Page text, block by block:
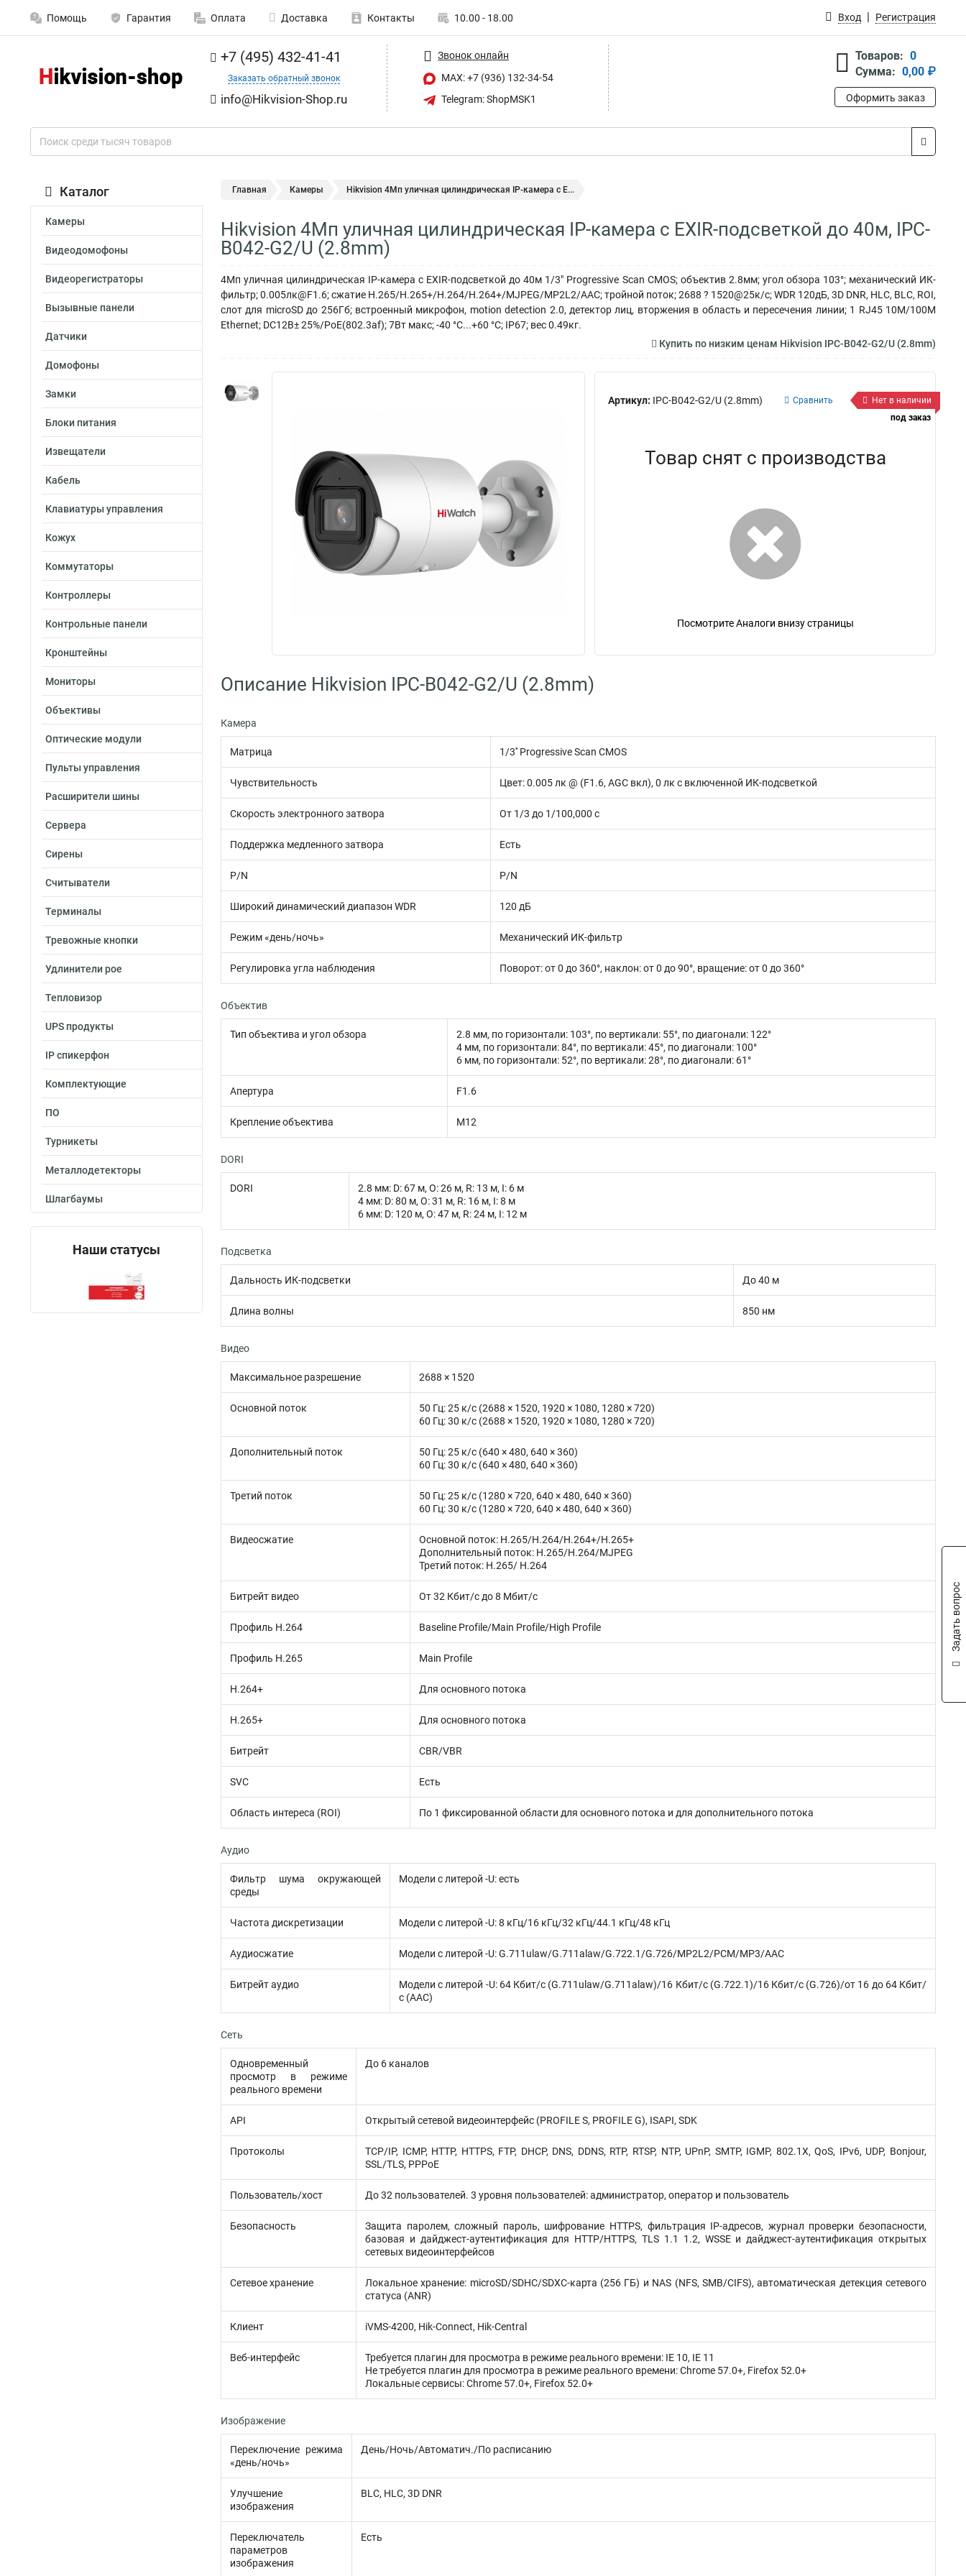
Помощь Гарантия Оплата Доставка Контакты 10.00 - 18.00 Вход Регистрация
+7 (495) 432-41-41
Заказать обратный звонок
info@Hikvision-Shop.ru
Звонок онлайн
MAX: +7 (936) 132-34-54
Telegram: ShopMSK1
Товаров: 0
Сумма: 0,00 ₽
Оформить заказ
Каталог
Камеры
Видеодомофоны
Видеорегистраторы
Вызывные панели
Датчики
Домофоны
Замки
Блоки питания
Извещатели
Кабель
Клавиатуры управления
Кожух
Коммутаторы
Контроллеры
Контрольные панели
Кронштейны
Мониторы
Объективы
Оптические модули
Пульты управления
Расширители шины
Сервера
Сирены
Считыватели
Терминалы
Тревожные кнопки
Удлинители poe
Тепловизор
UPS продукты
IP спикерфон
Комплектующие
ПО
Турникеты
Металлодетекторы
Шлагбаумы
Наши статусы
Главная Камеры Hikvision 4Мп уличная цилиндрическая IP-камера с E...
Hikvision 4Мп уличная цилиндрическая IP-камера с EXIR-подсветкой до 40м, IPC-
B042-G2/U (2.8mm)
4Мп уличная цилиндрическая IP-камера с EXIR-подсветкой до 40м 1/3" Progressive Scan CMOS; объектив 2.8мм; угол обзора 103°; механический ИК-
фильтр; 0.005лк@F1.6; сжатие H.265/H.265+/H.264/H.264+/MJPEG/MP2L2/AAC; тройной поток; 2688 ? 1520@25к/с; WDR 120дБ, 3D DNR, HLC, BLC, ROI,
слот для microSD до 256Гб; встроенный микрофон, motion detection 2.0, детектор лиц, вторжения в область и пересечения линии; 1 RJ45 10M/100M
Ethernet; DC12В± 25%/PoE(802.3af); 7Вт макс; -40 °C...+60 °C; IP67; вес 0.49кг.
Купить по низким ценам Hikvision IPC-B042-G2/U (2.8mm)
Артикул: IPC-B042-G2/U (2.8mm) Сравнить
Нет в наличии
под заказ
Товар снят с производства
Посмотрите Аналоги внизу страницы
Описание Hikvision IPC-B042-G2/U (2.8mm)
Камера
Матрица 1/3'' Progressive Scan CMOS
Чувствительность Цвет: 0.005 лк @ (F1.6, AGC вкл), 0 лк с включенной ИК-подсветкой
Скорость электронного затвора От 1/3 до 1/100,000 с
Поддержка медленного затвора Есть
P/N P/N
Широкий динамический диапазон WDR 120 дБ
Режим «день/ночь» Механический ИК-фильтр
Регулировка угла наблюдения Поворот: от 0 до 360°, наклон: от 0 до 90°, вращение: от 0 до 360°
Объектив
Тип объектива и угол обзора
2.8 мм, по горизонтали: 103°, по вертикали: 55°, по диагонали: 122°
4 мм, по горизонтали: 84°, по вертикали: 45°, по диагонали: 100°
6 мм, по горизонтали: 52°, по вертикали: 28°, по диагонали: 61°
Апертура F1.6
Крепление объектива M12
DORI
DORI
2.8 мм: D: 67 м, O: 26 м, R: 13 м, I: 6 м
4 мм: D: 80 м, O: 31 м, R: 16 м, I: 8 м
6 мм: D: 120 м, O: 47 м, R: 24 м, I: 12 м
Подсветка
Дальность ИК-подсветки До 40 м
Длина волны 850 нм
Видео
Максимальное разрешение 2688 × 1520
Основной поток
50 Гц: 25 к/с (2688 × 1520, 1920 × 1080, 1280 × 720)
60 Гц: 30 к/с (2688 × 1520, 1920 × 1080, 1280 × 720)
Дополнительный поток
50 Гц: 25 к/с (640 × 480, 640 × 360)
60 Гц: 30 к/с (640 × 480, 640 × 360)
Третий поток
50 Гц: 25 к/с (1280 × 720, 640 × 480, 640 × 360)
60 Гц: 30 к/с (1280 × 720, 640 × 480, 640 × 360)
Видеосжатие
Основной поток: H.265/H.264/H.264+/H.265+
Дополнительный поток: H.265/H.264/MJPEG
Третий поток: H.265/ H.264
Битрейт видео От 32 Кбит/с до 8 Мбит/с
Профиль H.264 Baseline Profile/Main Profile/High Profile
Профиль H.265 Main Profile
H.264+ Для основного потока
H.265+ Для основного потока
Битрейт CBR/VBR
SVC Есть
Область интереса (ROI) По 1 фиксированной области для основного потока и для дополнительного потока
Аудио
Фильтр шума окружающей
среды
Модели с литерой -U: есть
Частота дискретизации Модели с литерой -U: 8 кГц/16 кГц/32 кГц/44.1 кГц/48 кГц
Аудиосжатие Модели с литерой -U: G.711ulaw/G.711alaw/G.722.1/G.726/MP2L2/PCM/MP3/AAC
Битрейт аудио
Модели с литерой -U: 64 Кбит/с (G.711ulaw/G.711alaw)/16 Кбит/с (G.722.1)/16 Кбит/с (G.726)/от 16 до 64 Кбит/
с (AAC)
Сеть
Одновременный
просмотр в режиме
реального времени
До 6 каналов
API Открытый сетевой видеоинтерфейс (PROFILE S, PROFILE G), ISAPI, SDK
Протоколы
TCP/IP, ICMP, HTTP, HTTPS, FTP, DHCP, DNS, DDNS, RTP, RTSP, NTP, UPnP, SMTP, IGMP, 802.1X, QoS, IPv6, UDP, Bonjour,
SSL/TLS, PPPoE
Пользователь/хост До 32 пользователей. 3 уровня пользователей: администратор, оператор и пользователь
Безопасность
Защита паролем, сложный пароль, шифрование HTTPS, фильтрация IP-адресов, журнал проверки безопасности,
базовая и дайджест-аутентификация для HTTP/HTTPS, TLS 1.1 1.2, WSSE и дайджест-аутентификация открытых
сетевых видеоинтерфейсов
Сетевое хранение
Локальное хранение: microSD/SDHC/SDXC-карта (256 ГБ) и NAS (NFS, SMB/CIFS), автоматическая детекция сетевого
статуса (ANR)
Клиент iVMS-4200, Hik-Connect, Hik-Central
Веб-интерфейс
Требуется плагин для просмотра в режиме реального времени: IE 10, IE 11
Не требуется плагин для просмотра в режиме реального времени: Chrome 57.0+, Firefox 52.0+
Локальные сервисы: Chrome 57.0+, Firefox 52.0+
Изображение
Переключение режима
«день/ночь»
День/Ночь/Автоматич./По расписанию
Улучшение
изображения
BLC, HLC, 3D DNR
Переключатель
параметров
изображения
Есть
Задать вопрос